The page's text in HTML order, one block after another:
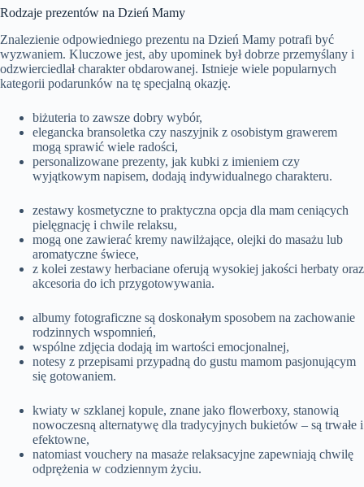
Rodzaje prezentów na Dzień Mamy
Znalezienie odpowiedniego prezentu na Dzień Mamy potrafi być
wyzwaniem. Kluczowe jest, aby upominek był dobrze przemyślany i
odzwierciedlał charakter obdarowanej. Istnieje wiele popularnych
kategorii podarunków na tę specjalną okazję.
biżuteria to zawsze dobry wybór,
elegancka bransoletka czy naszyjnik z osobistym grawerem
mogą sprawić wiele radości,
personalizowane prezenty, jak kubki z imieniem czy
wyjątkowym napisem, dodają indywidualnego charakteru.
zestawy kosmetyczne to praktyczna opcja dla mam ceniących
pielęgnację i chwile relaksu,
mogą one zawierać kremy nawilżające, olejki do masażu lub
aromatyczne świece,
z kolei zestawy herbaciane oferują wysokiej jakości herbaty oraz
akcesoria do ich przygotowywania.
albumy fotograficzne są doskonałym sposobem na zachowanie
rodzinnych wspomnień,
wspólne zdjęcia dodają im wartości emocjonalnej,
notesy z przepisami przypadną do gustu mamom pasjonującym
się gotowaniem.
kwiaty w szklanej kopule, znane jako flowerboxy, stanowią
nowoczesną alternatywę dla tradycyjnych bukietów – są trwałe i
efektowne,
natomiast vouchery na masaże relaksacyjne zapewniają chwilę
odprężenia w codziennym życiu.